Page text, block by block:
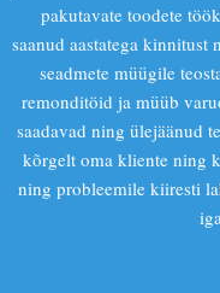
pakutavate toodete
saanud aastatega
seadmete müügile
remonditöid ja müüb
saadavad ning ülejäänud
kõrgelt oma kliente ning
ning probleemile kiiresti